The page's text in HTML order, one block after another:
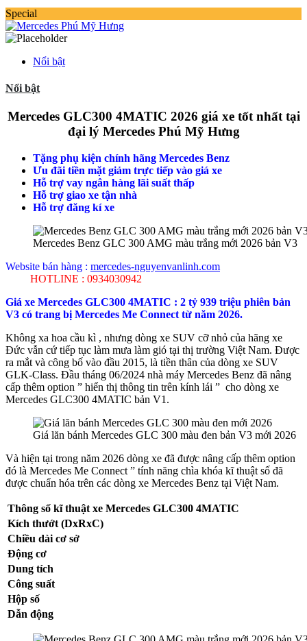
Link
Share
Special
Nổi bật
Nổi bật
Mercedes GLC300 4MATIC 2026 giá xe tốt nhất tại
đại lý Mercedes Phú Mỹ Hưng
Tặng phụ kiện chính hãng Mercedes Benz
Ưu đãi tiền mặt giảm trực tiếp vào giá xe
Hỗ trợ vay ngân hàng lãi suất thấp
Hỗ trợ giao xe tận nhà
Hỗ trợ đăng kí xe
Mercedes Benz GLC 300 AMG màu trắng mới 2026 bản V3
Website bán hàng : mercedes-nguyenvanlinh.com
HOTLINE : 0934030942
Giá xe Mercedes GLC300 4MATIC : 2 tỷ 939 triệu phiên bản
V3 có trang bị Mercedes Me Connect từ năm 2026.
Không xa hoa cầu kì , nhưng dòng xe SUV cỡ nhỏ của hãng xe
Đức vẫn cứ tiếp tục làm mưa làm gió tại thị trường Việt Nam. Được
ra mắt và công bố vào đầu 2015, là tiền thân của dòng xe SUV
GLK-Class. Đầu tháng 06/2024 nhà máy Mercedes Benz đã nâng
cấp thêm option ” hiển thị thông tin trên kính lái ” cho dòng xe
Mercedes GLC300 4MATIC bản V1.
Giá lăn bánh Mercedes GLC 300 màu đen bản V3 mới 2026
Và hiện tại trong năm 2026 dòng xe đã được nâng cấp thêm option
đó là Mercedes Me Connect ” tính năng chìa khóa kĩ thuật số đã
được chuẩn hóa trên các dòng xe Mercedes Benz tại Việt Nam.
Thông số kĩ thuật xe Mercedes GLC300 4MATIC
Kích thướt (DxRxC)
Chiều dài cơ sở
Động cơ
Dung tích
Công suất
Hộp số
Dẫn động